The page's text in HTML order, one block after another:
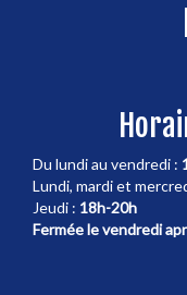
Du lundi au vendredi :
Lundi, mardi et
Jeudi : 18h-20h
Fermée le vendredi